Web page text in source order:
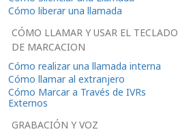
Cómo liberar una llamada
CÓMO LLAMAR Y USAR EL TECLADO
DE MARCACION
Cómo realizar una llamada interna
Cómo llamar al extranjero
Cómo Marcar a Través de IVRs
Externos
GRABACIÓN Y VOZ